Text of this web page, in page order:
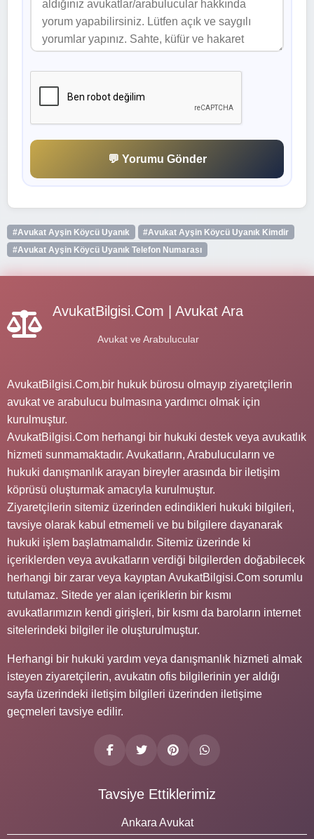
💬 Yorumu Gönder
#Avukat Ayşin Köycü Uyanık
#Avukat Ayşin Köycü Uyanık Kimdir
#Avukat Ayşin Köycü Uyanık Telefon Numarası
AvukatBilgisi.Com | Avukat Ara
Avukat ve Arabulucular
AvukatBilgisi.Com,bir hukuk bürosu olmayıp ziyaretçilerin
avukat ve arabulucu bulmasına yardımcı olmak için
kurulmuştur.
AvukatBilgisi.Com herhangi bir hukuki destek veya avukatlık
hizmeti sunmamaktadır. Avukatların, Arabulucuların ve
hukuki danışmanlık arayan bireyler arasında bir iletişim
köprüsü oluşturmak amacıyla kurulmuştur.
Ziyaretçilerin sitemiz üzerinden edindikleri hukuki bilgileri,
tavsiye olarak kabul etmemeli ve bu bilgilere dayanarak
hukuki işlem başlatmamalıdır. Sitemiz üzerinde ki
içeriklerden veya avukatların verdiği bilgilerden doğabilecek
herhangi bir zarar veya kayıptan AvukatBilgisi.Com sorumlu
tutulamaz. Sitede yer alan içeriklerin bir kısmı
avukatlarımızın kendi girişleri, bir kısmı da baroların internet
sitelerindeki bilgiler ile oluşturulmuştur.
Herhangi bir hukuki yardım veya danışmanlık hizmeti almak
isteyen ziyaretçilerin, avukatın ofis bilgilerinin yer aldığı
sayfa üzerindeki iletişim bilgileri üzerinden iletişime
geçmeleri tavsiye edilir.
Tavsiye Ettiklerimiz
Ankara Avukat